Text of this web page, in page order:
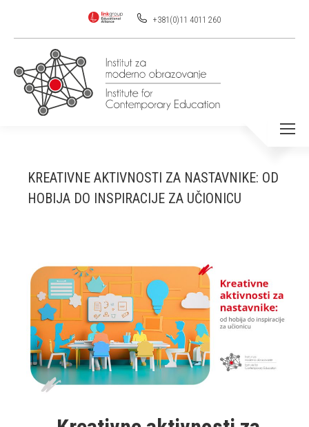
+381(0)11 4011 260
KREATIVNE AKTIVNOSTI ZA NASTAVNIKE: OD
HOBIJA DO INSPIRACIJE ZA UČIONICU